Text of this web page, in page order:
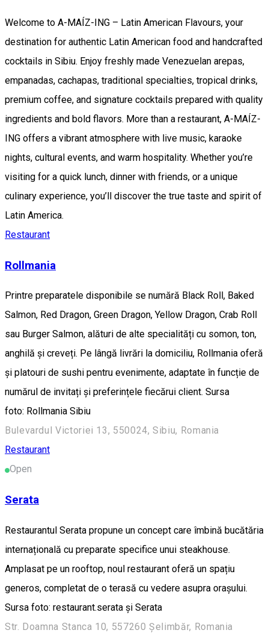
Welcome to A-MAÍZ-ING – Latin American Flavours, your
destination for authentic Latin American food and handcrafted
cocktails in Sibiu. Enjoy freshly made Venezuelan arepas,
empanadas, cachapas, traditional specialties, tropical drinks,
premium coffee, and signature cocktails prepared with quality
ingredients and bold flavors. More than a restaurant, A-MAÍZ-
ING offers a vibrant atmosphere with live music, karaoke
nights, cultural events, and warm hospitality. Whether you’re
visiting for a quick lunch, dinner with friends, or a unique
culinary experience, you’ll discover the true taste and spirit of
Latin America.
Restaurant
Rollmania
Printre preparatele disponibile se numără Black Roll, Baked
Salmon, Red Dragon, Green Dragon, Yellow Dragon, Crab Roll
sau Burger Salmon, alături de alte specialități cu somon, ton,
anghilă și creveți. Pe lângă livrări la domiciliu, Rollmania oferă
și platouri de sushi pentru evenimente, adaptate în funcție de
numărul de invitați și preferințele fiecărui client. Sursa
foto: Rollmania Sibiu
Bulevardul Victoriei 13, 550024, Sibiu, Romania
Restaurant
Open
Serata
Restaurantul Serata propune un concept care îmbină bucătăria
internațională cu preparate specifice unui steakhouse.
Amplasat pe un rooftop, noul restaurant oferă un spațiu
generos, completat de o terasă cu vedere asupra orașului.
Sursa foto: restaurant.serata și Serata
Str. Doamna Stanca 10, 557260 Șelimbăr, Romania